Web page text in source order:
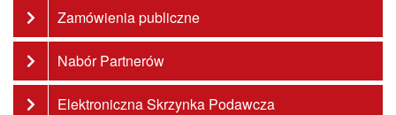
Zamówienia publiczne
Nabór Partnerów
Elektroniczna Skrzynka Podawcza